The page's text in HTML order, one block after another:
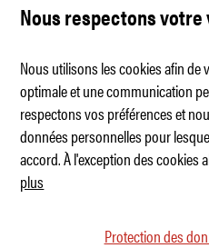
Plus rapide que la 911 la
Nous respectons votre
Nous utilisons les cookies afin de
optimale et une communication
respectons vos préférences et
données personnelles pour
accord. À l'exception des cookies
plus
Protection des